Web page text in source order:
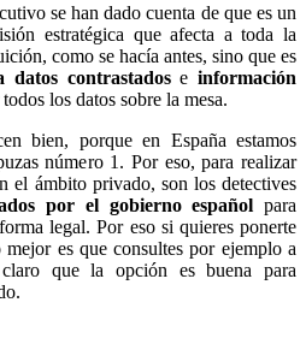
se han dado cuenta de que es un
estratégica que afecta a toda la
como se hacía antes, sino que es
datos contrastadose información
los datos sobre la mesa.
bien, porque en España estamos
número 1. Por eso, para realizar
el ámbito privado, son los detectives
por el gobierno español para
legal. Por eso si quieres ponerte
es que consultes por ejemplo a
claro que la opción es buena para